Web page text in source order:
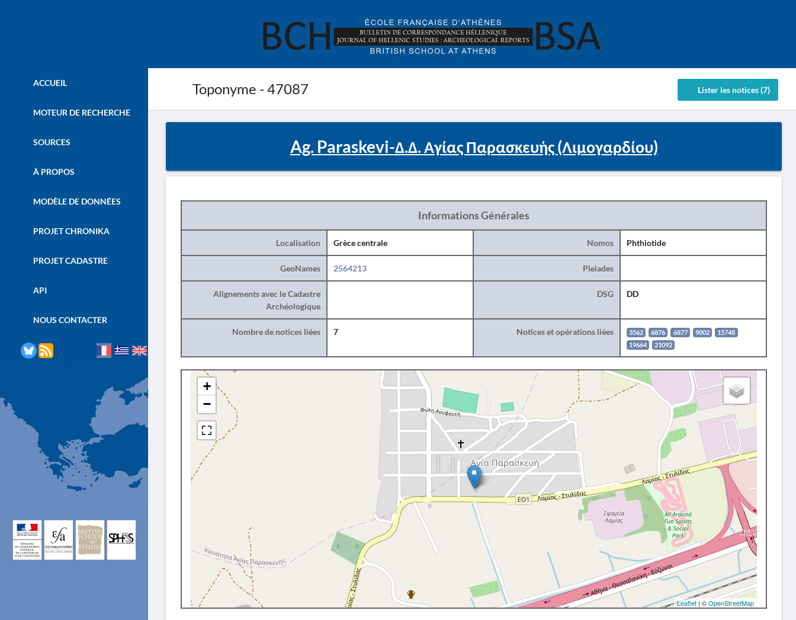
Toponyme - 47087 Lister les notices (7)
ACCUEIL
MOTEUR DE RECHERCHE
SOURCES
À PROPOS
MODÈLE DE DONNÉES
PROJET CHRONIKA
PROJET CADASTRE
API
NOUS CONTACTER
Ag. Paraskevi-Δ.Δ. Αγίας Παρασκευής (Λιμογαρδίου)
Informations Générales
Localisation Grèce centrale Nomos Phthiotide
GeoNames 2564213 Pleiades
Alignements avec le Cadastre
Archéologique
DSG DD
Nombre de notices liées 7 Notices et opérations liées 3562 6876 6877 9002
15748
19664
21092
+
−
Leaflet | ©OpenStreetMap